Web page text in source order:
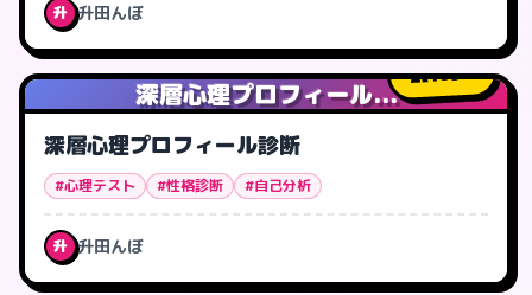
升 升田んぼ
深層心理プロフィール...
185人
深層心理プロフィール診断
#心理テスト #性格診断 #自己分析
升 升田んぼ